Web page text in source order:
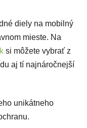
diely na mobilný
mieste. Na
si môžete vybrať z
aj tí najnáročnejší
unikátneho